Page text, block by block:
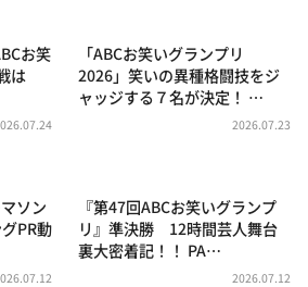
けど・・・
バラエティ！～ やすとものいたっ
田×福井アナ「なんでやねん！？」
）
ょうの献立 何にする？～
お笑
は
「ABCお笑いグランプリ
2026」笑いの異種格闘技をジ
ャッジする７名が決定！ …
2026.07.23
ソン
PR動
『第47回ABCお笑いグランプ
リ』準決勝 12時間芸人舞台
裏大密着記！！ PA…
2026.07.12